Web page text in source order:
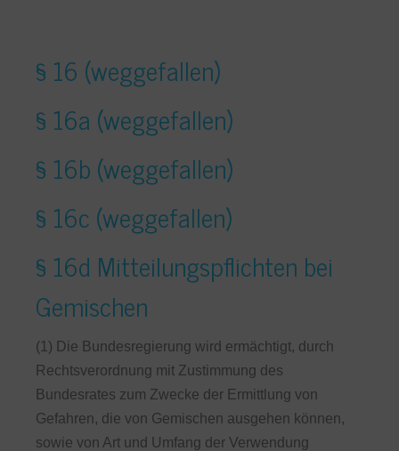
§ 16 (weggefallen)
§ 16a (weggefallen)
§ 16b (weggefallen)
§ 16c (weggefallen)
§ 16d Mitteilungspflichten bei
Gemischen
(1) Die Bundesregierung wird ermächtigt, durch
Rechtsverordnung mit Zustimmung des
Bundesrates zum Zwecke der Ermittlung von
Gefahren, die von Gemischen ausgehen können,
sowie von Art und Umfang der Verwendung